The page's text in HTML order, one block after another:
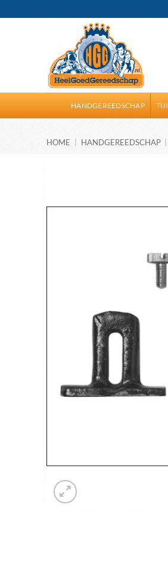
naar
HANDGEREEDSCHAP
HOME | HANDGEREEDSCHAP |